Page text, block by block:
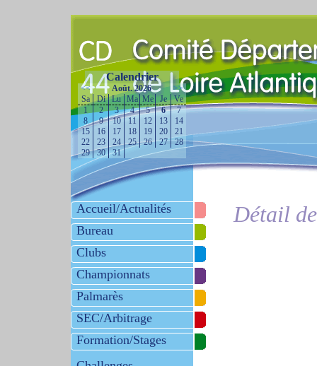
Calendrier
<< Août. 2026
>>
Sa
Di Lu Ma Me Je
Ve
1
2 3 4 5 6
7
8
9 10 11 12 13
14
15
16 17 18 19 20
21
22
23 24 25 26 27
28
29
30 31
Accueil/Actualités
Bureau
Clubs
Championnats
Palmarès
SEC/Arbitrage
Formation/Stages
Détail